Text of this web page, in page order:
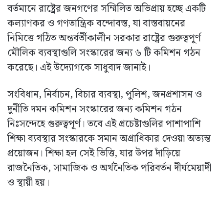
বর্তমানে রাষ্ট্রের জনগণের সম্মিলিত অভিপ্রায় হচ্ছে একটি
কল্যাণকর ও গণতান্ত্রিক বন্দোবস্ত, যা বাস্তবায়নের
নিমিত্তে গঠিত অন্তর্বর্তীকালীন সরকার রাষ্ট্রের গুরুত্বপূর্ণ
মৌলিক ব্যবস্থাগুলি সংস্কারের জন্য ৬ টি কমিশন গঠন
করেছে। এই উদ্যোগকে সাধুবাদ জানাই।
সংবিধান, নির্বাচন, বিচার ব্যবস্থা, পুলিশ, জনপ্রশাসন ও
দুর্নীতি দমন কমিশন সংস্কারের জন্য কমিশন গঠন
নিঃসন্দেহে গুরুত্বপূর্ণ। তবে এই প্রচেষ্টাগুলির পাশাপাশি
শিক্ষা ব্যবস্থার সংস্কারকে সমান অগ্রাধিকার দেওয়া অত্যন্ত
প্রয়োজন। শিক্ষা হল সেই ভিত্তি, যার উপর দাঁড়িয়ে
রাজনৈতিক, সামাজিক ও অর্থনৈতিক পরিবর্তন দীর্ঘমেয়াদী
ও স্থায়ী হয়।